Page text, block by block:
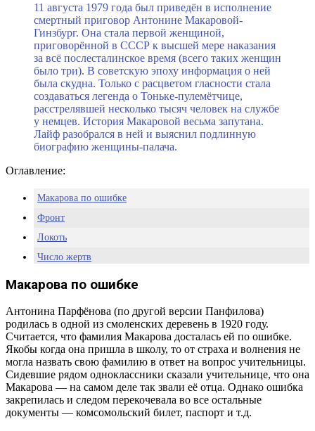
11 августа 1979 года был приведён в исполнение
смертный приговор Антонине Макаровой-
Гинзбург. Она стала первой женщиной,
приговорённой в СССР к высшей мере наказания
за всё послесталинское время (всего таких женщин
было три). В советскую эпоху информация о ней
была скудна. Только с расцветом гласности стала
создаваться легенда о Тоньке-пулемётчице,
расстрелявшей несколько тысяч человек на службе
у немцев. История Макаровой весьма запутана.
Лайф разобрался в ней и выяснил подлинную
биографию женщины-палача.
Оглавление:
Макарова по ошибке
Фронт
Локоть
Число жертв
Суд
Макарова по ошибке
Антонина Парфёнова (по другой версии Панфилова)
родилась в одной из смоленских деревень в 1920 году.
Считается, что фамилия Макарова досталась ей по ошибке.
Якобы когда она пришла в школу, то от страха и волнения не
могла назвать свою фамилию в ответ на вопрос учительницы.
Сидевшие рядом одноклассники сказали учительнице, что она
Макарова — на самом деле так звали её отца. Однако ошибка
закрепилась и следом перекочевала во все остальные
документы — комсомольский билет, паспорт и т.д.